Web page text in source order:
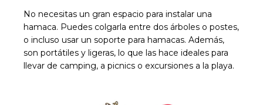
No necesitas un gran espacio para instalar una
hamaca. Puedes colgarla entre dos árboles o postes,
o incluso usar un soporte para hamacas. Además,
son portátiles y ligeras, lo que las hace ideales para
llevar de camping, a picnics o excursiones a la playa.